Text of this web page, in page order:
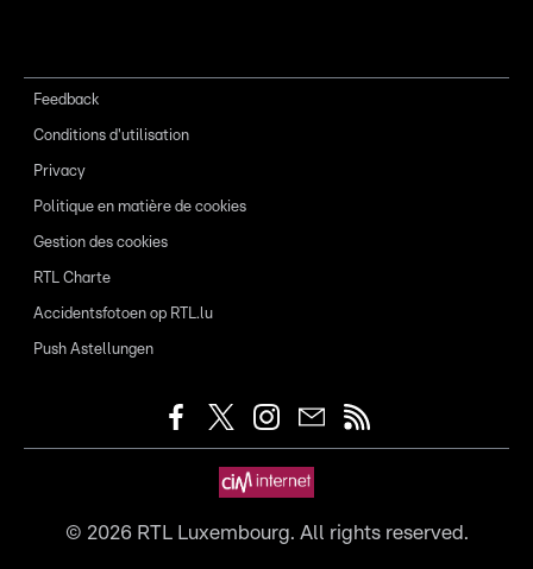
Feedback
Conditions d'utilisation
Privacy
Politique en matière de cookies
Gestion des cookies
RTL Charte
Accidentsfotoen op RTL.lu
Push Astellungen
© 2026RTL Luxembourg. All rights reserved.